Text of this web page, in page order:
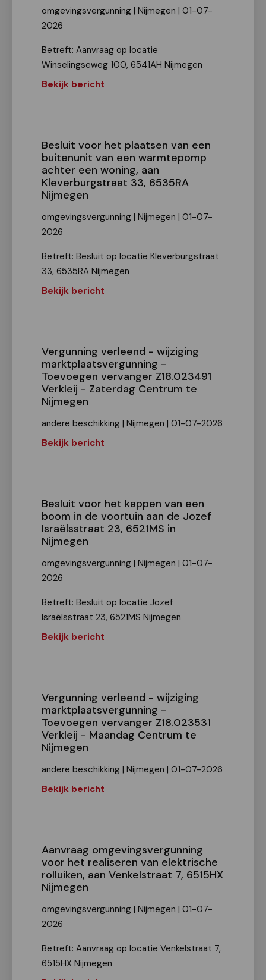
omgevingsvergunning | Nijmegen | 01-07-
2026
Betreft: Aanvraag op locatie
Winselingseweg 100, 6541AH Nijmegen
Bekijk bericht
Besluit voor het plaatsen van een
buitenunit van een warmtepomp
achter een woning, aan
Kleverburgstraat 33, 6535RA
Nijmegen
omgevingsvergunning | Nijmegen | 01-07-
2026
Betreft: Besluit op locatie Kleverburgstraat
33, 6535RA Nijmegen
Bekijk bericht
Vergunning verleend - wijziging
marktplaatsvergunning -
Toevoegen vervanger Z18.023491
Verkleij - Zaterdag Centrum te
Nijmegen
andere beschikking | Nijmegen | 01-07-2026
Bekijk bericht
Besluit voor het kappen van een
boom in de voortuin aan de Jozef
Israëlsstraat 23, 6521MS in
Nijmegen
omgevingsvergunning | Nijmegen | 01-07-
2026
Betreft: Besluit op locatie Jozef
Israëlsstraat 23, 6521MS Nijmegen
Bekijk bericht
Vergunning verleend - wijziging
marktplaatsvergunning -
Toevoegen vervanger Z18.023531
Verkleij - Maandag Centrum te
Nijmegen
andere beschikking | Nijmegen | 01-07-2026
Bekijk bericht
Aanvraag omgevingsvergunning
voor het realiseren van elektrische
rolluiken, aan Venkelstraat 7, 6515HX
Nijmegen
omgevingsvergunning | Nijmegen | 01-07-
2026
Betreft: Aanvraag op locatie Venkelstraat 7,
6515HX Nijmegen